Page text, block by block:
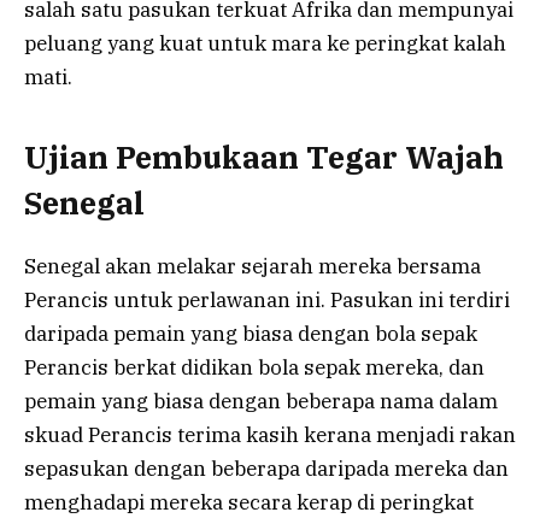
salah satu pasukan terkuat Afrika dan mempunyai
peluang yang kuat untuk mara ke peringkat kalah
mati.
Ujian Pembukaan Tegar Wajah
Senegal
Senegal akan melakar sejarah mereka bersama
Perancis untuk perlawanan ini. Pasukan ini terdiri
daripada pemain yang biasa dengan bola sepak
Perancis berkat didikan bola sepak mereka, dan
pemain yang biasa dengan beberapa nama dalam
skuad Perancis terima kasih kerana menjadi rakan
sepasukan dengan beberapa daripada mereka dan
menghadapi mereka secara kerap di peringkat